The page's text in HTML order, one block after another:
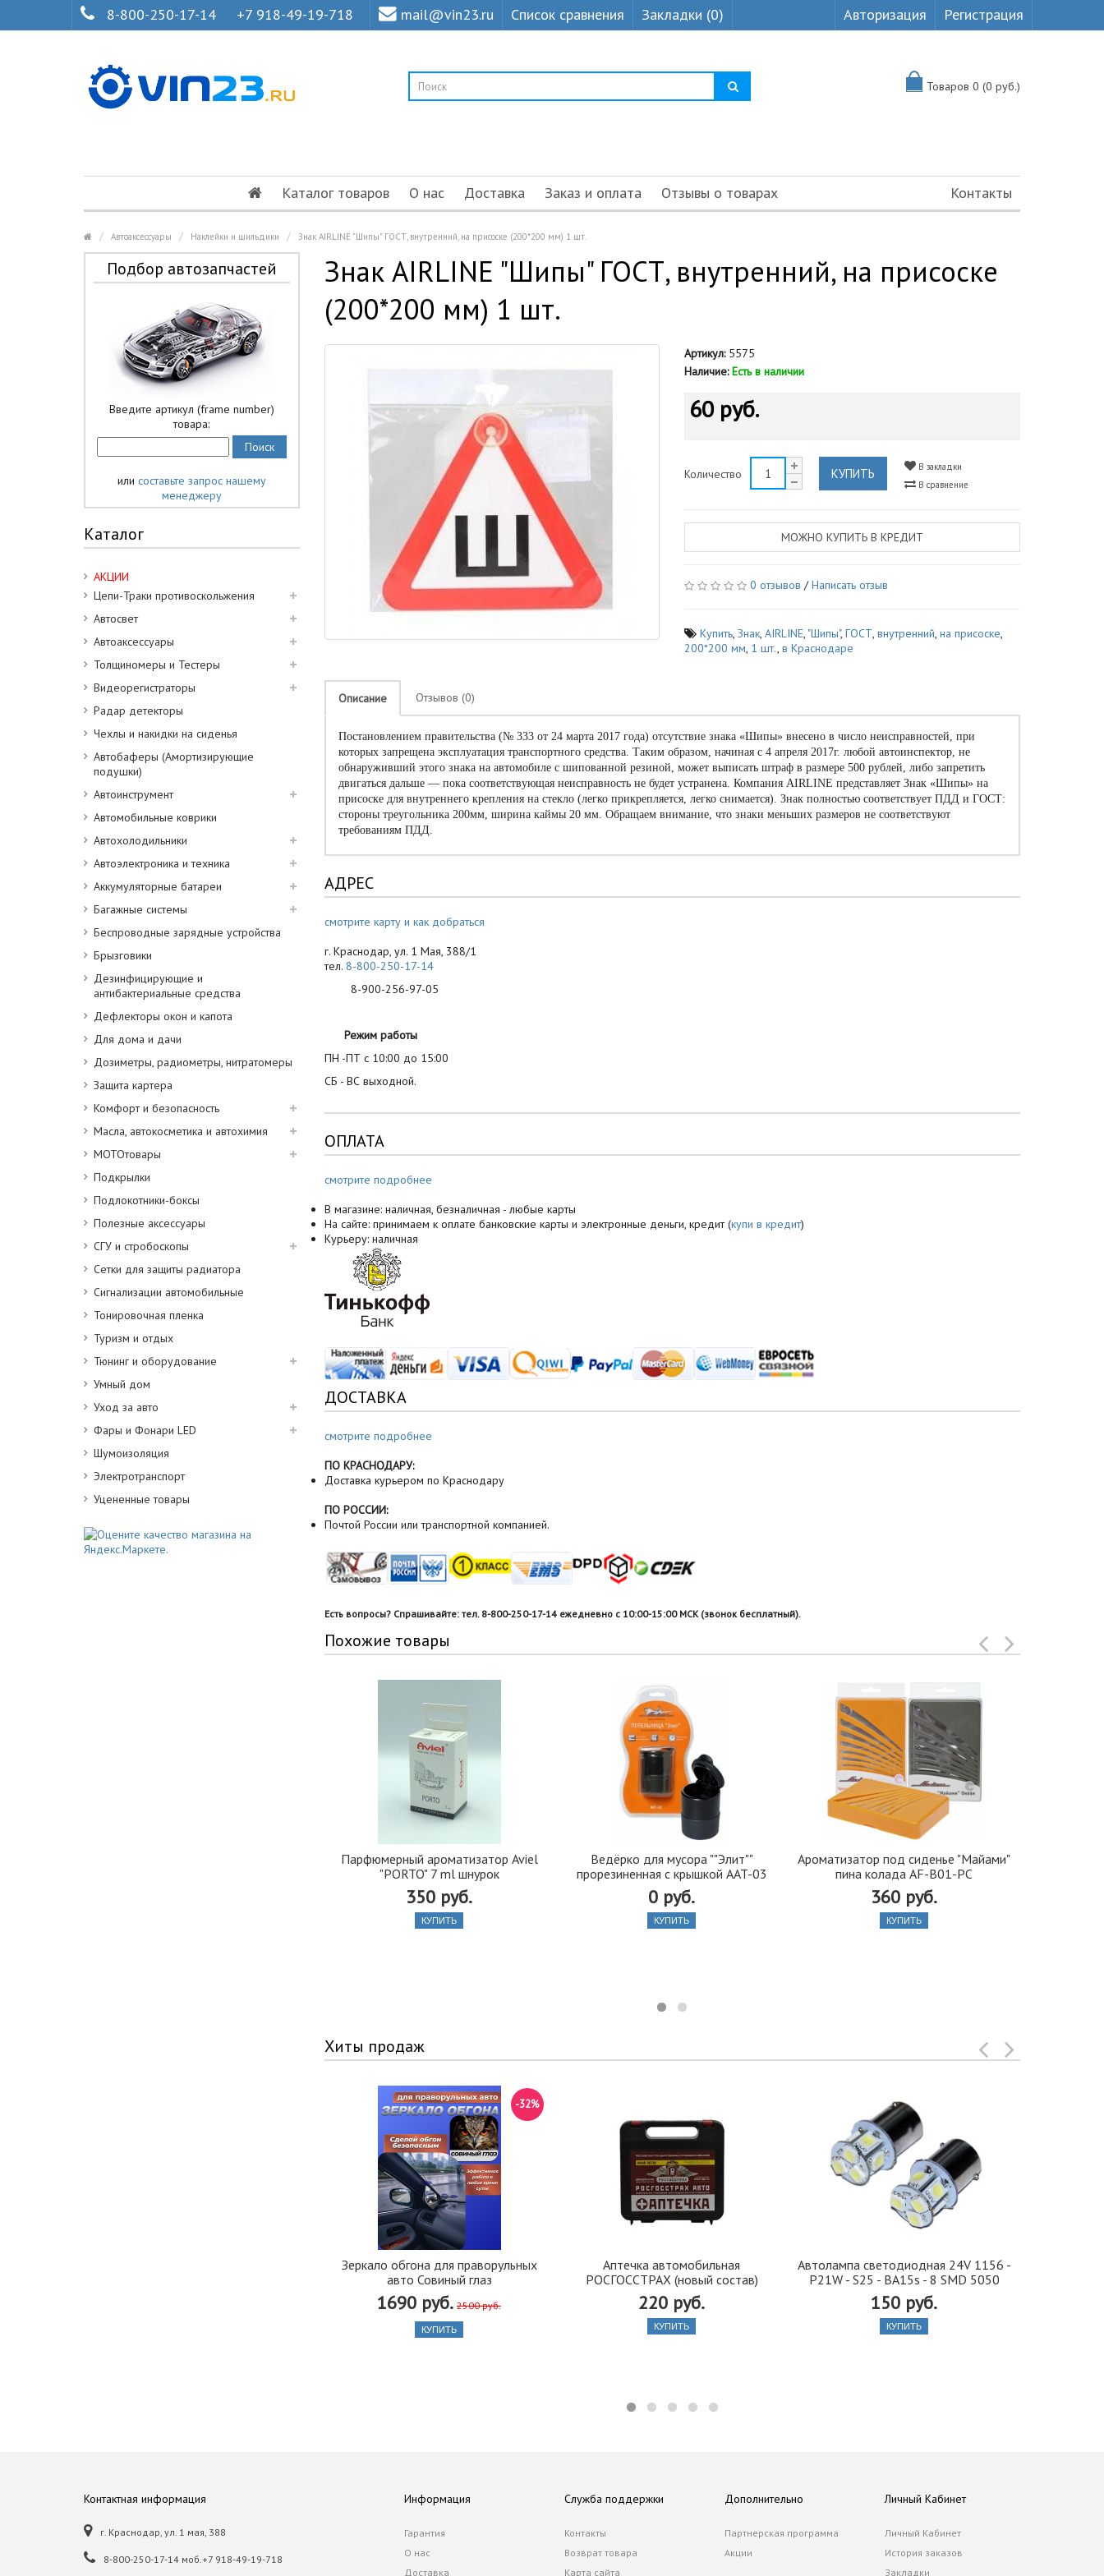
8-800-250-17-14 +7 918-49-19-718 mail@vin23.ru Список сравнения Закладки (0) Авторизация Регистрация
Товаров 0 (0 руб.)
Каталог товаров О нас Доставка Заказ и оплата Отзывы о товарах Контакты
Автоаксессуары Наклейки и шильдики Знак AIRLINE "Шипы" ГОСТ, внутренний, на присоске (200*200 мм) 1 шт.
Подбор автозапчастей
Введите артикул (frame number)
товара:
или составьте запрос нашему
менеджеру
Каталог
АКЦИИ
Цепи-Траки противоскольжения
Автосвет
Автоаксессуары
Толщиномеры и Тестеры
Видеорегистраторы
Радар детекторы
Чехлы и накидки на сиденья
Автобаферы (Амортизирующие
подушки)
Автоинструмент
Автомобильные коврики
Автохолодильники
Автоэлектроника и техника
Аккумуляторные батареи
Багажные системы
Беспроводные зарядные устройства
Брызговики
Дезинфицирующие и
антибактериальные средства
Дефлекторы окон и капота
Для дома и дачи
Дозиметры, радиометры, нитратомеры
Защита картера
Комфорт и безопасность
Масла, автокосметика и автохимия
МОТОтовары
Подкрылки
Подлокотники-боксы
Полезные аксессуары
СГУ и стробоскопы
Сетки для защиты радиатора
Сигнализации автомобильные
Тонировочная пленка
Туризм и отдых
Тюнинг и оборудование
Умный дом
Уход за авто
Фары и Фонари LED
Шумоизоляция
Электротранспорт
Уцененные товары
Знак AIRLINE "Шипы" ГОСТ, внутренний, на присоске
(200*200 мм) 1 шт.
Артикул:5575
Наличие: Есть в наличии
60 руб.
Количество КУПИТЬ
В закладки
В сравнение
МОЖНО КУПИТЬ В КРЕДИТ
0 отзывов /Написать отзыв
Купить,Знак,AIRLINE, "Шипы",ГОСТ,внутренний,на присоске,
200*200 мм, 1 шт.,в Краснодаре
Описание Отзывов (0)
Постановлением правительства (№ 333 от 24 марта 2017 года) отсутствие знака «Шипы» внесено в число неисправностей, при
которых запрещена эксплуатация транспортного средства. Таким образом, начиная с 4 апреля 2017г. любой автоинспектор, не
обнаруживший этого знака на автомобиле с шипованной резиной, может выписать штраф в размере 500 рублей, либо запретить
двигаться дальше — пока соответствующая неисправность не будет устранена. Компания AIRLINE представляет Знак «Шипы» на
присоске для внутреннего крепления на стекло (легко прикрепляется, легко снимается). Знак полностью соответствует ПДД и ГОСТ:
стороны треугольника 200мм, ширина каймы 20 мм. Обращаем внимание, что знаки меньших размеров не соответствуют
требованиям ПДД.
АДРЕС
смотрите карту и как добраться
г. Краснодар, ул. 1 Мая, 388/1
тел. 8-800-250-17-14
8-900-256-97-05
Режим работы
ПН -ПТ с 10:00 до 15:00
СБ - ВС выходной.
ОПЛАТА
смотрите подробнее
В магазине: наличная, безналичная - любые карты
На сайте: принимаем к оплате банковские карты и электронные деньги, кредит (купи в кредит)
Курьеру: наличная
ДОСТАВКА
смотрите подробнее
ПО КРАСНОДАРУ:
Доставка курьером по Краснодару
ПО РОССИИ:
Почтой России или транспортной компанией.
Есть вопросы? Спрашивайте: тел. 8-800-250-17-14 ежедневно с 10:00-15:00 МСК (звонок бесплатный).
Похожие товары
Парфюмерный ароматизатор Aviel
"PORTO" 7 ml шнурок
350 руб.
КУПИТЬ
Ведёрко для мусора ""Элит""
прорезиненная с крышкой AAT-03
0 руб.
КУПИТЬ
Ароматизатор под сиденье "Майами"
пина колада AF-B01-PC
360 руб.
КУПИТЬ
Хиты продаж
Зеркало обгона для праворульных
авто Совиный глаз
1690 руб. 2500 руб.
-32%
КУПИТЬ
Аптечка автомобильная
РОСГОССТРАХ (новый состав)
220 руб.
КУПИТЬ
Автолампа cветодиодная 24V 1156 -
P21W - S25 - BA15s - 8 SMD 5050
150 руб.
КУПИТЬ
Контактная информация
г. Краснодар, ул. 1 мая, 388
8-800-250-17-14 моб.+7 918-49-19-718
Информация
Гарантия
О нас
Доставка
Служба поддержки
Контакты
Возврат товара
Карта сайта
Дополнительно
Партнерская программа
Акции
Личный Кабинет
Личный Кабинет
История заказов
Закладки